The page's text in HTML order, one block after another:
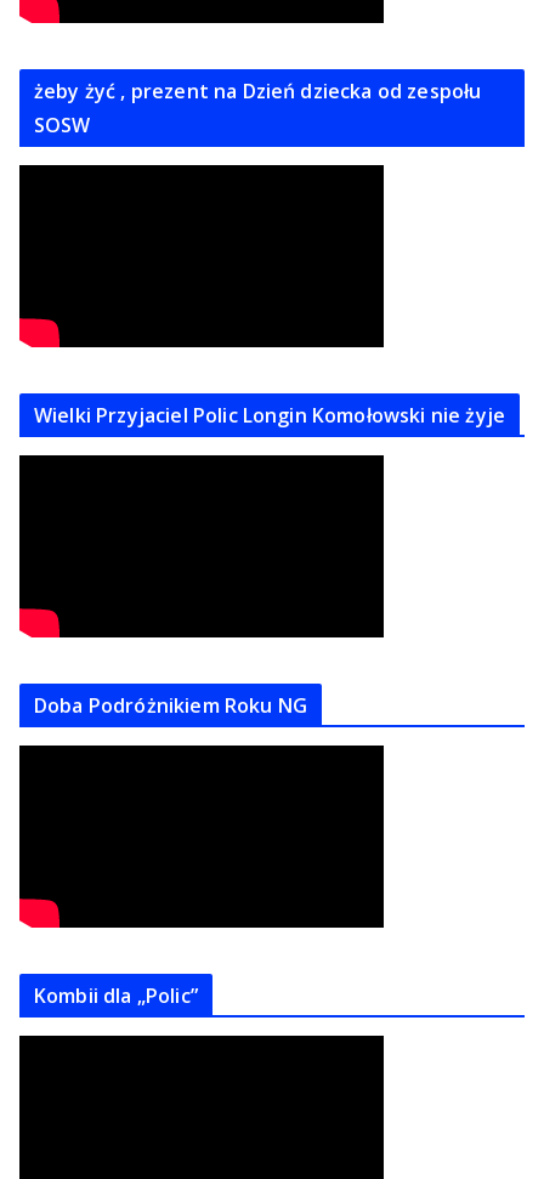
żeby żyć , prezent na Dzień dziecka od zespołu
SOSW
Wielki Przyjaciel Polic Longin Komołowski nie żyje
Doba Podróżnikiem Roku NG
Kombii dla „Polic”